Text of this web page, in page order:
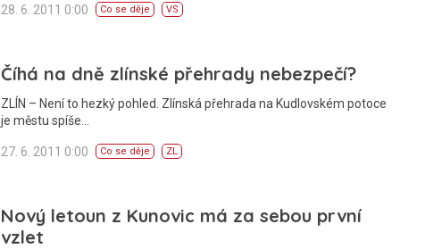
28. 6. 2011 0:00 Co se děje VS
Číhá na dně zlínské přehrady nebezpečí?
ZLÍN – Není to hezký pohled. Zlínská přehrada na Kudlovském potoce
je městu spíše…
27. 6. 2011 0:00 Co se děje ZL
Nový letoun z Kunovic má za sebou první
vzlet